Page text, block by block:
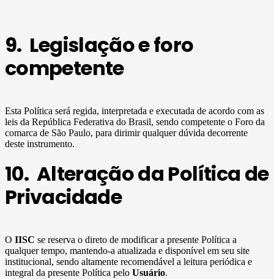
9. Legislação e foro
competente
Esta Política será regida, interpretada e executada de acordo com as
leis da República Federativa do Brasil, sendo competente o Foro da
comarca de São Paulo, para dirimir qualquer dúvida decorrente
deste instrumento.
10. Alteração da Política de
Privacidade
O IISC se reserva o direto de modificar a presente Política a
qualquer tempo, mantendo-a atualizada e disponível em seu site
institucional, sendo altamente recomendável a leitura periódica e
integral da presente Política pelo Usuário.